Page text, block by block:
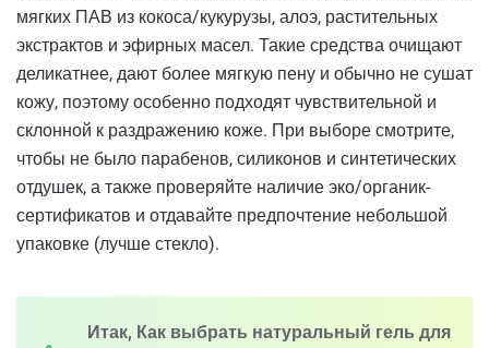
мягких ПАВ из кокоса/кукурузы, алоэ, растительных
экстрактов и эфирных масел. Такие средства очищают
деликатнее, дают более мягкую пену и обычно не сушат
кожу, поэтому особенно подходят чувствительной и
склонной к раздражению коже. При выборе смотрите,
чтобы не было парабенов, силиконов и синтетических
отдушек, а также проверяйте наличие эко/органик-
сертификатов и отдавайте предпочтение небольшой
упаковке (лучше стекло).
Итак, Как выбрать натуральный гель для